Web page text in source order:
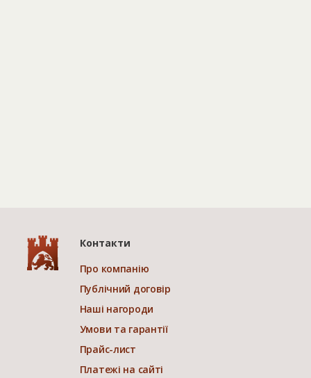
Контакти
Про компанію
Публічний договір
Наші нагороди
Умови та гарантії
Прайс-лист
Платежі на сайті